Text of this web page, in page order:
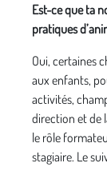
Est-ce que ta
pratiques
Oui, certaines
aux enfants,
activités,
direction et de
le rôle
stagiaire. Le